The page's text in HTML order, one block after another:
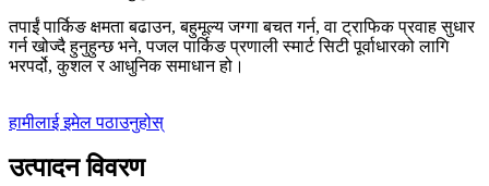
तपाईं पार्किङ क्षमता बढाउन, बहुमूल्य जग्गा बचत गर्न, वा ट्राफिक प्रवाह सुधार
गर्न खोज्दै हुनुहुन्छ भने, पजल पार्किङ प्रणाली स्मार्ट सिटी पूर्वाधारको लागि
भरपर्दो, कुशल र आधुनिक समाधान हो।
हामीलाई इमेल पठाउनुहोस्
उत्पादन विवरण